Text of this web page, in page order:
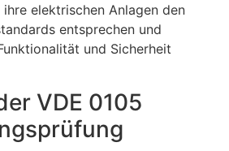
elektrischen Anlagen den
entsprechen und
und Sicherheit
VDE 0105